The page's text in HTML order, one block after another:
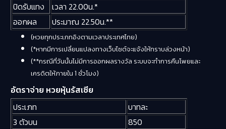
ปิดรับแทง
เวลา 22.00น.*
ออกผล
ประมาณ 22.50น.**
(หวยทุกประเภทอิงตามเวลาประเทศไทย)
(*หากมีการเปลี่ยนแปลงทางเว็บไซต์จะแจ้งให้ทราบล่วงหน้า)
(**กรณีที่วันนั้นไม่มีการออกผลรางวัล ระบบจะทำการคืนโพยและ
เครดิตให้ภายใน 1 ชั่วโมง)
อัตราจ่าย หวยหุ้นรัสเซีย
ประเภท
บาทละ
3 ตัวบน
850